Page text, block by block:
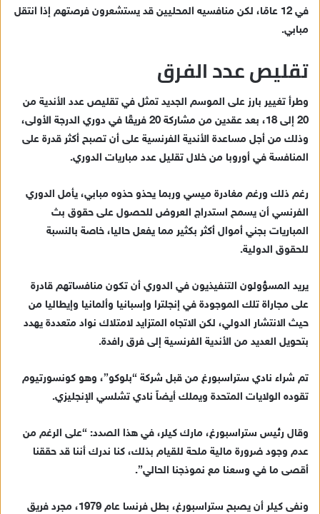
في 12 عامًا، لكن منافسيه المحليين قد يستشعرون فرصتهم إذا انتقل
مبابي.
تقليص عدد الفرق
وطرأ تغيير بارز على الموسم الجديد تمثل في تقليص عدد الأندية من
20 إلى 18، بعد عقدين من مشاركة 20 فريقًا في دوري الدرجة الأولى،
وذلك من أجل مساعدة الأندية الفرنسية على أن تصبح أكثر قدرة على
المنافسة في أوروبا من خلال تقليل عدد مباريات الدوري.
رغم ذلك ورغم مغادرة ميسي وربما يحذو حذوه مبابي، يأمل الدوري
الفرنسي أن يسمح استدراج العروض للحصول على حقوق بث
المباريات بجني أموال أكثر بكثير مما يفعل حاليا، خاصة بالنسبة
للحقوق الدولية.
يريد المسؤولون التنفيذيون في الدوري أن تكون منافساتهم قادرة
على مجاراة تلك الموجودة في إنجلترا وإسبانيا وألمانيا وإيطاليا من
حيث الانتشار الدولي، لكن الاتجاه المتزايد لامتلاك نواد متعددة يهدد
بتحويل العديد من الأندية الفرنسية إلى فرق رافدة.
تم شراء نادي ستراسبورغ من قبل شركة “بلوكو”، وهو كونسورتيوم
تقوده الولايات المتحدة ويملك أيضاً نادي تشلسي الإنجليزي.
وقال رئيس ستراسبورغ، مارك كيلر، في هذا الصدد: “على الرغم من
عدم وجود ضرورة مالية ملحة للقيام بذلك، كنا ندرك أننا قد حققنا
أقصى ما في وسعنا مع نموذجنا الحالي”.
ونفى كيلر أن يصبح ستراسبورغ، بطل فرنسا عام 1979، مجرد فريق